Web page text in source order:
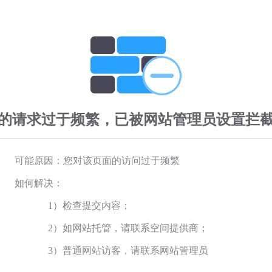
请求过于频繁，已被网站管理员设置拦
可能原因：您对该页面的访问过于频繁
如何解决：
1）检查提交内容；
2）如网站托管，请联系空间提供商；
3）普通网站访客，请联系网站管理员